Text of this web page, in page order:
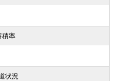
積率
状況